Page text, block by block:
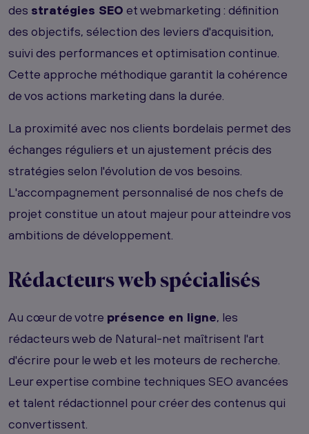
des stratégies SEO et webmarketing : définition
des objectifs, sélection des leviers d'acquisition,
suivi des performances et optimisation continue.
Cette approche méthodique garantit la cohérence
de vos actions marketing dans la durée.
La proximité avec nos clients bordelais permet des
échanges réguliers et un ajustement précis des
stratégies selon l'évolution de vos besoins.
L'accompagnement personnalisé de nos chefs de
projet constitue un atout majeur pour atteindre vos
ambitions de développement.
Rédacteurs web spécialisés
Au cœur de votre présence en ligne, les
rédacteurs web de Natural-net maîtrisent l'art
d'écrire pour le web et les moteurs de recherche.
Leur expertise combine techniques SEO avancées
et talent rédactionnel pour créer des contenus qui
convertissent.